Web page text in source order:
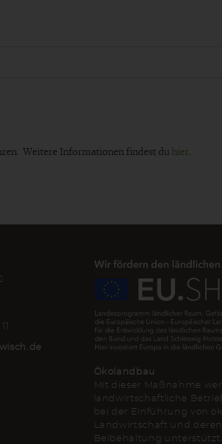
Weitere Informationen findest du hier.
Ökolandbau
Mit dieser Maßnahme
landwirtschaftliche
bei der Einführung von
Landwirtschaft und deren
Beibehaltung unterstützt.